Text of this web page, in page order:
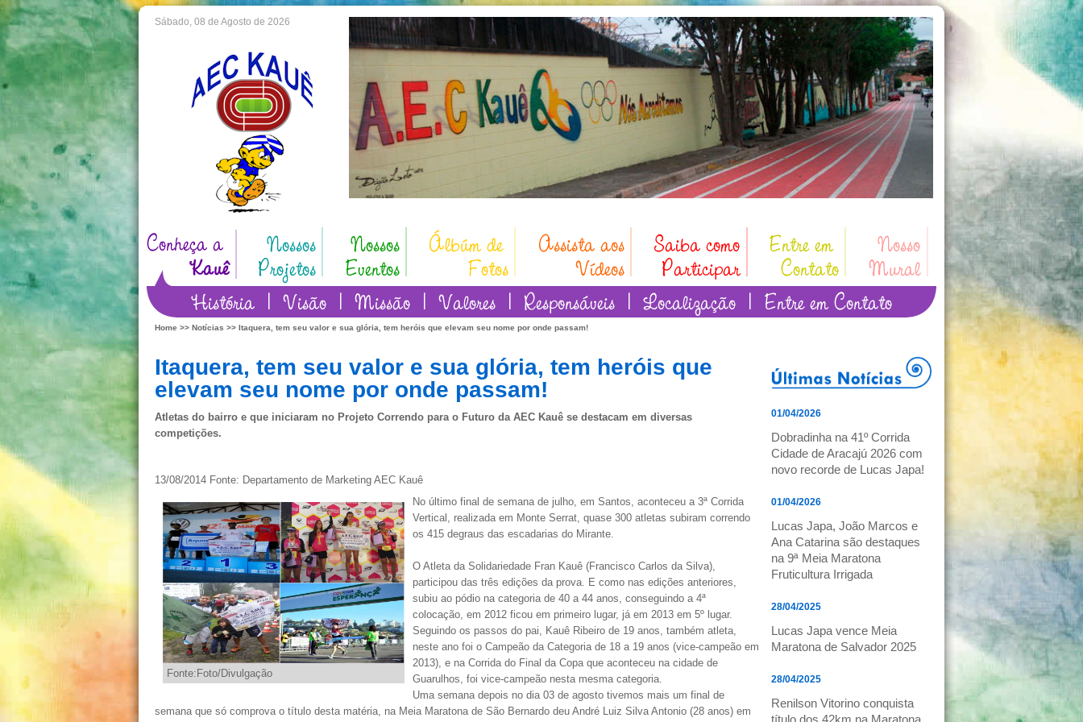
Sábado, 08 de Agosto de 2026
Home >> Notícias >> Itaquera, tem seu valor e sua glória, tem heróis que elevam seu nome por onde passam!
Itaquera, tem seu valor e sua glória, tem heróis que
elevam seu nome por onde passam!
Atletas do bairro e que iniciaram no Projeto Correndo para o Futuro da AEC Kauê se destacam em diversas
competições.
13/08/2014 Fonte: Departamento de Marketing AEC Kauê
Fonte:Foto/Divulgação
No último final de semana de julho, em Santos, aconteceu a 3ª Corrida
Vertical, realizada em Monte Serrat, quase 300 atletas subiram correndo
os 415 degraus das escadarias do Mirante.
O Atleta da Solidariedade Fran Kauê (Francisco Carlos da Silva),
participou das três edições da prova. E como nas edições anteriores,
subiu ao pódio na categoria de 40 a 44 anos, conseguindo a 4ª
colocação, em 2012 ficou em primeiro lugar, já em 2013 em 5º lugar.
Seguindo os passos do pai, Kauê Ribeiro de 19 anos, também atleta,
neste ano foi o Campeão da Categoria de 18 a 19 anos (vice-campeão em
2013), e na Corrida do Final da Copa que aconteceu na cidade de
Guarulhos, foi vice-campeão nesta mesma categoria.
Uma semana depois no dia 03 de agosto tivemos mais um final de
semana que só comprova o título desta matéria, na Meia Maratona de São Bernardo deu André Luiz Silva Antonio (28 anos) em
01/04/2026
Dobradinha na 41º Corrida
Cidade de Aracajú 2026 com
novo recorde de Lucas Japa!
01/04/2026
Lucas Japa, João Marcos e
Ana Catarina são destaques
na 9ª Meia Maratona
Fruticultura Irrigada
28/04/2025
Lucas Japa vence Meia
Maratona de Salvador 2025
28/04/2025
Renilson Vitorino conquista